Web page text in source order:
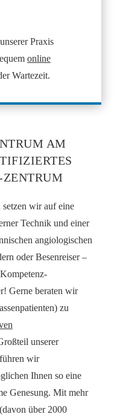
Praxis
online
Wartezeit.
AM R
V
setzen wir auf eine
Technik und einer
angiologischen
oder Besenreiser –
Gerne beraten wir
zu
unserer
wir
Ihnen so eine
Genesung. Mit mehr
über 2000